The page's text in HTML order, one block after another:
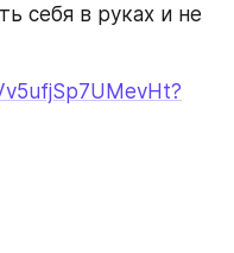
себя в руках и не